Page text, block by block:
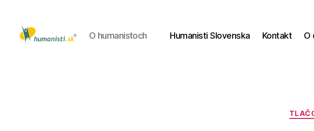
O humanistoch Humanisti Slovenska Kontakt O